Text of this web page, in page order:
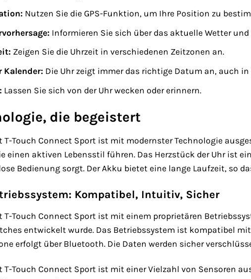
Nutzen Sie die GPS-Funktion, um Ihre Position zu
Informieren Sie sich über das aktuelle Wetter
Zeigen Sie die Uhrzeit in verschiedenen Zeitzonen an.
Kalender: Die Uhr zeigt immer das richtige Datum an, auch
Lassen Sie sich von der Uhr wecken oder erinnern.
die begeistert
T-Touch Connect Sport ist mit modernster Technologie
einen aktiven Lebensstil führen. Das Herzstück der Uhr ist
Bedienung sorgt. Der Akku bietet eine lange Laufzeit, so
Kompatibel, Intuitiv, Sicher
T-Touch Connect Sport ist mit einem proprietären
entwickelt wurde. Das Betriebssystem ist kompatibel
erfolgt über Bluetooth. Die Daten werden sicher
T-Touch Connect Sport ist mit einer Vielzahl von Sensoren